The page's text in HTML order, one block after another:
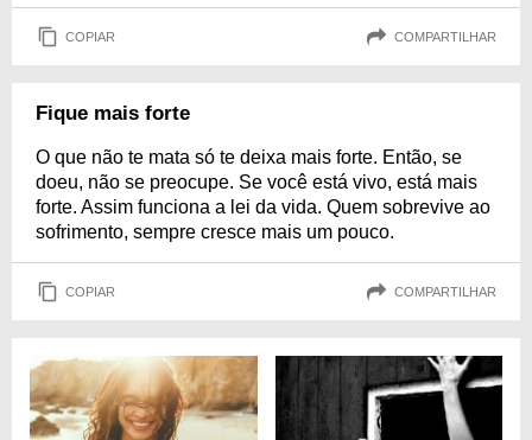
COPIAR COMPARTILHAR
Fique mais forte
O que não te mata só te deixa mais forte. Então, se
doeu, não se preocupe. Se você está vivo, está mais
forte. Assim funciona a lei da vida. Quem sobrevive ao
sofrimento, sempre cresce mais um pouco.
COPIAR COMPARTILHAR